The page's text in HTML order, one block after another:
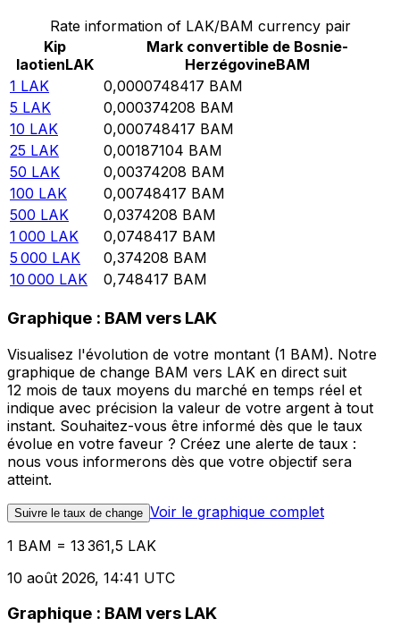
Rate information of LAK/BAM currency pair
Kip
laotienLAK
Mark convertible de Bosnie-
HerzégovineBAM
1 LAK 0,0000748417 BAM
5 LAK 0,000374208 BAM
10 LAK 0,000748417 BAM
25 LAK 0,00187104 BAM
50 LAK 0,00374208 BAM
100 LAK 0,00748417 BAM
500 LAK 0,0374208 BAM
1 000 LAK 0,0748417 BAM
5 000 LAK 0,374208 BAM
10 000 LAK 0,748417 BAM
Graphique : BAM vers LAK
Visualisez l'évolution de votre montant (1 BAM). Notre
graphique de change BAM vers LAK en direct suit
12 mois de taux moyens du marché en temps réel et
indique avec précision la valeur de votre argent à tout
instant. Souhaitez-vous être informé dès que le taux
évolue en votre faveur ? Créez une alerte de taux :
nous vous informerons dès que votre objectif sera
atteint.
Suivre le taux de change Voir le graphique complet
1 BAM = 13 361,5 LAK
10 août 2026, 14:41 UTC
Graphique : BAM vers LAK